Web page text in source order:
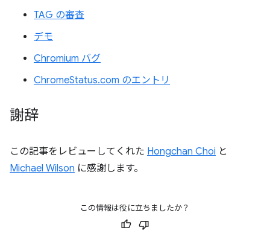
TAG の審査
デモ
Chromium バグ
ChromeStatus.com のエントリ
謝辞
この記事をレビューしてくれた Hongchan Choi と
Michael Wilson に感謝します。
この情報は役に立ちましたか？